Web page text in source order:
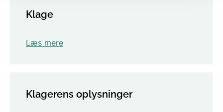
Klage
Læs mere
Klagerens oplysninger